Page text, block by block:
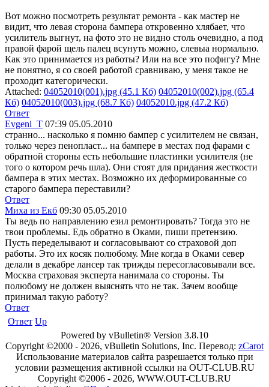
Вот можно посмотреть результат ремонта - как мастер не
видит, что левая сторона бампера откровенно хлябает, что
усилитель выгнут, на фото это не видно столь очевидно, а под
правой фарой щель палец всунуть можно, слевыа нормально.
Как это принимается из работы? Или на все это пофигу? Мне
не понятно, я со своей работой сравниваю, у меня такое не
проходит категорически.
Attached: 04052010(001).jpg (45.1 Кб) 04052010(002).jpg (65.4
Кб) 04052010(003).jpg (68.7 Кб) 04052010.jpg (47.2 Кб)
Ответ
Evgeni_T 07:39 05.05.2010
странно... насколько я помню бампер с усилителем не связан,
только через пенопласт... на бампере в местах под фарами с
обратной стороны есть небольшие пластинки усилителя (не
того о котором речь шла). Они стоят для придания жесткости
бампера в этих местах. Возможно их деформированные со
старого бампера переставили?
Ответ
Миха из Екб 09:30 05.05.2010
Ты ведь по направлению езил ремонтировать? Тогда это не
твои проблемы. Едь обратно в Оками, пиши претензию.
Пусть переделывают и согласовывают со страховой доп
работы. Это их косяк полюбому. Мне когда в Оками север
делали в декабре лансер так трижды пересогласовывали все.
Москва страховая эксперта нанимала со стороны. Ты
полюбому не должен выяснять что не так. Зачем вообще
принимал такую работу?
Ответ
Ответ Up
Powered by vBulletin® Version 3.8.10
Copyright ©2000 - 2026, vBulletin Solutions, Inc. Перевод: zCarot
Использование материалов сайта разрешается только при
условии размещения активной ссылки на OUT-CLUB.RU
Copyright ©2006 - 2026, WWW.OUT-CLUB.RU